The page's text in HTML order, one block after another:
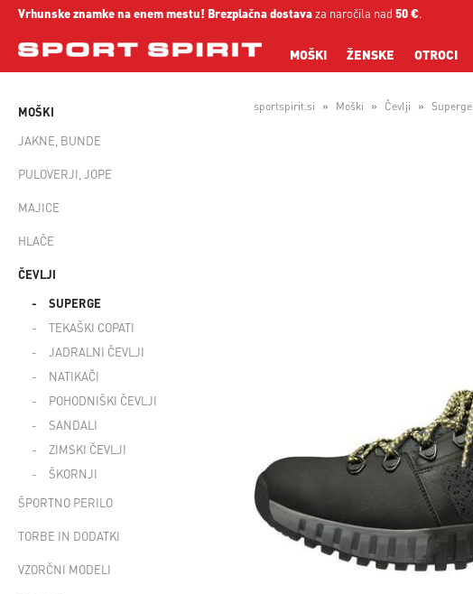
Vrhunske znamke na enem mestu! Brezplačna dostavaza naročila nad 50 €.
MOŠKI ŽENSKE OTROCI
MOŠKI
JAKNE, BUNDE
PULOVERJI, JOPE
MAJICE
HLAČE
ČEVLJI
SUPERGE
TEKAŠKI COPATI
JADRALNI ČEVLJI
NATIKAČI
POHODNIŠKI ČEVLJI
SANDALI
ZIMSKI ČEVLJI
ŠKORNJI
ŠPORTNO PERILO
TORBE IN DODATKI
VZORČNI MODELI
sportspirit.si Moški Čevlji Superge